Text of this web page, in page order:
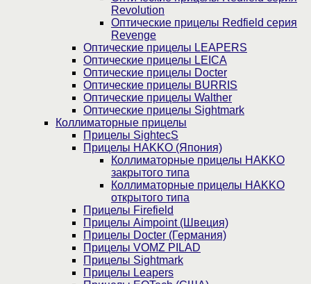
Revolution
Оптические прицелы Redfield серия
Revenge
Оптические прицелы LEAPERS
Оптические прицелы LEICA
Оптические прицелы Docter
Оптические прицелы BURRIS
Оптические прицелы Walther
Оптические прицелы Sightmark
Коллиматорные прицелы
Прицелы SightecS
Прицелы HAKKO (Япония)
Коллиматорные прицелы HAKKO
закрытого типа
Коллиматорные прицелы HAKKO
открытого типа
Прицелы Firefield
Прицелы Aimpoint (Швеция)
Прицелы Docter (Германия)
Прицелы VOMZ PILAD
Прицелы Sightmark
Прицелы Leapers